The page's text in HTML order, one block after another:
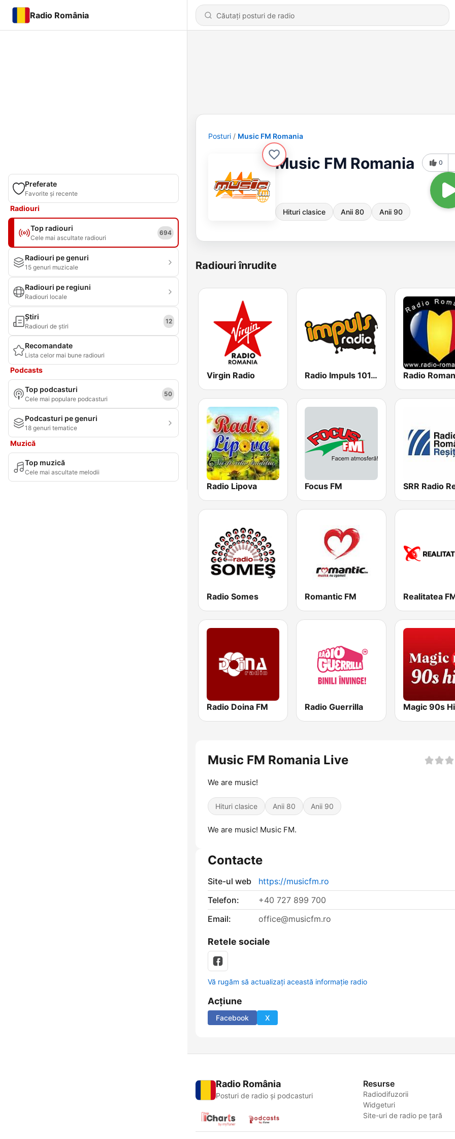
Radio România
Preferate
Favorite și recente
Radiouri
Top radiouri
Cele mai ascultate radiouri
694
Radiouri pe genuri
15 genuri muzicale
Radiouri pe regiuni
Radiouri locale
Știri
Radiouri de știri
12
Recomandate
Lista celor mai bune radiouri
Podcasts
Top podcasturi
Cele mai populare podcasturi
50
Podcasturi pe genuri
18 genuri tematice
Muzică
Top muzică
Cele mai ascultate melodii
Posturi Music FM Romania
Music FM Romania
Hituri clasice Anii 80 Anii 90
0
Radiouri înrudite
Virgin Radio Radio Impuls 101.5 FM Radio
Radio Lipova Focus FM SRR Radio
Radio Somes Romantic FM Realitatea
Radio Doina FM Radio Guerrilla Magic 90s
Music FM Romania Live
We are music!
Hituri clasice Anii 80 Anii 90
We are music! Music FM.
Contacte
Site-ul web
https://musicfm.ro
Telefon:
+40 727 899 700
Email:
office@musicfm.ro
Retele sociale
Vă rugăm să actualizați această informație radio
Acțiune
Facebook X
Radio România
Posturi de radio și podcasturi
Resurse
Radiodifuzorii
Widgeturi
Site-uri de radio pe țară